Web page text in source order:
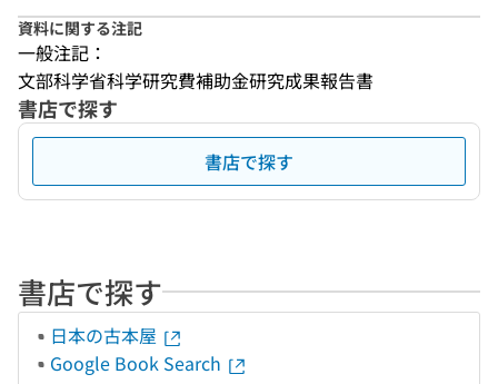
資料に関する注記
一般注記：
文部科学省科学研究費補助金研究成果報告書
書店で探す
書店で探す
書店で探す
日本の古本屋
Google Book Search